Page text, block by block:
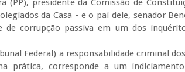
(PP), presidente da Comissão de
da Casa - e o pai dele, senador
corrupção passiva em um dos
Federal) a responsabilidade criminal
prática, corresponde a um